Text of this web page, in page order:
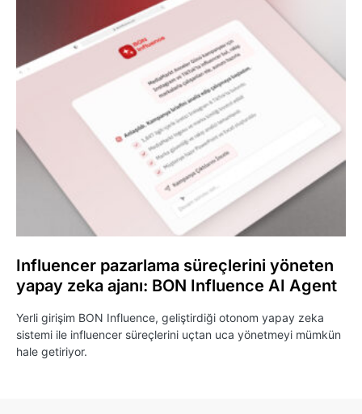
Influencer pazarlama süreçlerini yöneten
yapay zeka ajanı: BON Influence AI Agent
Yerli girişim BON Influence, geliştirdiği otonom yapay zeka
sistemi ile influencer süreçlerini uçtan uca yönetmeyi mümkün
hale getiriyor.